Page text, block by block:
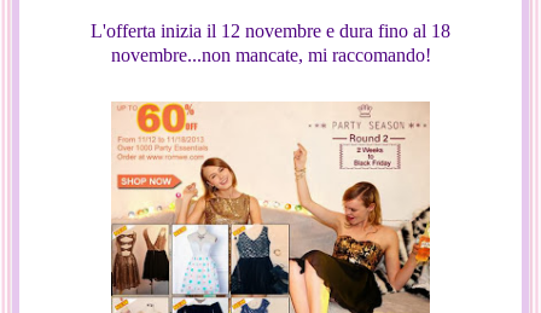
L'offerta inizia il 12 novembre e dura fino al 18
novembre...non mancate, mi raccomando!